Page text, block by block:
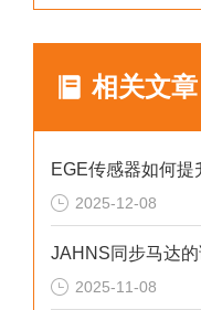
相关文章
2025-12-08
JAHNS同步马达
2025-11-08